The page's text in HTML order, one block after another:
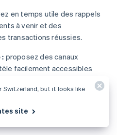
en temps utile des rappels
à venir et des
transactions réussies.
proposez des canaux
facilement accessibles
toute demande ou
la facturation.
Switzerland, but it looks like
site